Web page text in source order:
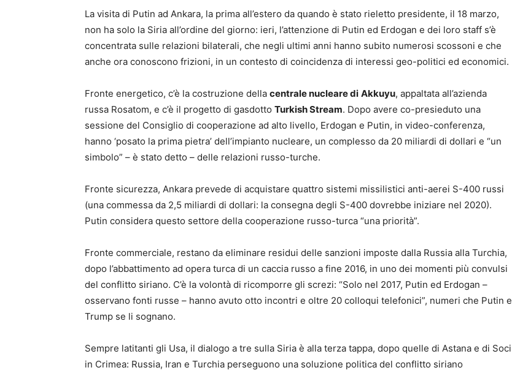
La visita di Putin ad Ankara, la prima all’estero da quando è stato rieletto presidente, il 18 marzo,
non ha solo la Siria all’ordine del giorno: ieri, l’attenzione di Putin ed Erdogan e dei loro staff s’è
concentrata sulle relazioni bilaterali, che negli ultimi anni hanno subito numerosi scossoni e che
anche ora conoscono frizioni, in un contesto di coincidenza di interessi geo-politici ed economici.
Fronte energetico, c’è la costruzione della centrale nucleare di Akkuyu, appaltata all’azienda
russa Rosatom, e c’è il progetto di gasdotto Turkish Stream. Dopo avere co-presieduto una
sessione del Consiglio di cooperazione ad alto livello, Erdogan e Putin, in video-conferenza,
hanno ‘posato la prima pietra’ dell’impianto nucleare, un complesso da 20 miliardi di dollari e “un
simbolo” – è stato detto – delle relazioni russo-turche.
Fronte sicurezza, Ankara prevede di acquistare quattro sistemi missilistici anti-aerei S-400 russi
(una commessa da 2,5 miliardi di dollari: la consegna degli S-400 dovrebbe iniziare nel 2020).
Putin considera questo settore della cooperazione russo-turca “una priorità”.
Fronte commerciale, restano da eliminare residui delle sanzioni imposte dalla Russia alla Turchia,
dopo l’abbattimento ad opera turca di un caccia russo a fine 2016, in uno dei momenti più convulsi
del conflitto siriano. C’è la volontà di ricomporre gli screzi: “Solo nel 2017, Putin ed Erdogan –
osservano fonti russe – hanno avuto otto incontri e oltre 20 colloqui telefonici”, numeri che Putin e
Trump se li sognano.
Sempre latitanti gli Usa, il dialogo a tre sulla Siria è alla terza tappa, dopo quelle di Astana e di Soci
in Crimea: Russia, Iran e Turchia perseguono una soluzione politica del conflitto siriano